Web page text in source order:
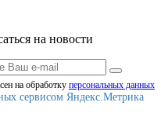
на новости
на обработку персональныx данных
сервисом Яндекс.Метрика